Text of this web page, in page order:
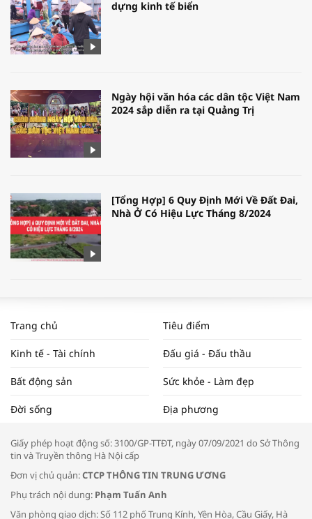
dựng kinh tế biển
Ngày hội văn hóa các dân tộc Việt Nam
2024 sắp diễn ra tại Quảng Trị
[Tổng Hợp] 6 Quy Định Mới Về Đất Đai,
Nhà Ở Có Hiệu Lực Tháng 8/2024
NAM NĂM 2024 VÀ NĂM 2025 | NHỊP
ĐẬP THỊ TRƯỜNG #62
Tọa đàm “Xúc tiến thương mại: Khơi
Bác sĩ tư vấn cách phòng tránh bệnh
Trang chủ Tiêu điểm
Kinh tế - Tài chính Đấu giá - Đấu thầu
Bất động sản Sức khỏe - Làm đẹp
Đời sống Địa phương
Giấy phép hoạt động số: 3100/GP-TTĐT, ngày 07/09/2021 do Sở Thông
tin và Truyền thông Hà Nội cấp
Đơn vị chủ quản:CTCP THÔNG TIN TRUNG ƯƠNG
Phụ trách nội dung: Phạm Tuấn Anh
Văn phòng giao dịch: Số 112 phố Trung Kính, Yên Hòa, Cầu Giấy, Hà